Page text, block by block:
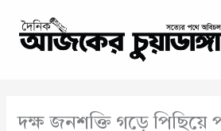
content
দক্ষ জনশক্তি গড়ে পিছিয়ে